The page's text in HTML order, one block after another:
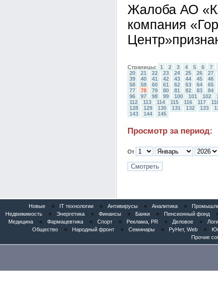
Жалоба АО
компания
Страницы: 1 2 3 4 5 6
7
20
21 22 23 24 25 26
27
39
40 41 42 43 44 45
46
58
59 60 61 62 63 64
65
77
78 79 80 81 82 83
84
96
97 98 99 100 101 102
112
113 114 115 116 117
128
129 130 131 132 133
143
144 145
Просмотр за период:
От
Новые « IT технологии « Антивирусы « Аналитика «
Недвижимость
« Энергетика « Финансы « Банки « Пенсионный фонд
Медицина
« Фармацевтика « Спорт « Реклама, PR « Деловое «
Общество
« Народный фронт « Семинары « РуНет, Web «
Прочие